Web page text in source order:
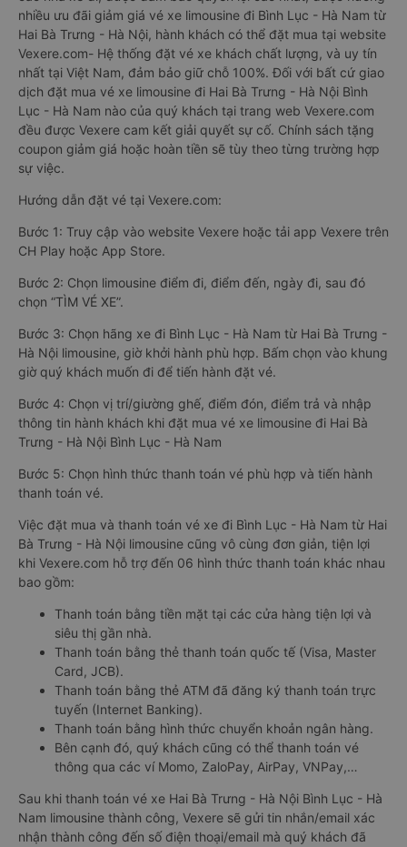
nhiều ưu đãi giảm giá vé xe limousine đi Bình Lục - Hà Nam từ
Hai Bà Trưng - Hà Nội, hành khách có thể đặt mua tại website
Vexere.com- Hệ thống đặt vé xe khách chất lượng, và uy tín
nhất tại Việt Nam, đảm bảo giữ chỗ 100%. Đối với bất cứ giao
dịch đặt mua vé xe limousine đi Hai Bà Trưng - Hà Nội Bình
Lục - Hà Nam nào của quý khách tại trang web Vexere.com
đều được Vexere cam kết giải quyết sự cố. Chính sách tặng
coupon giảm giá hoặc hoàn tiền sẽ tùy theo từng trường hợp
sự việc.
Hướng dẫn đặt vé tại Vexere.com:
Bước 1: Truy cập vào website Vexere hoặc tải app Vexere trên
CH Play hoặc App Store.
Bước 2: Chọn limousine điểm đi, điểm đến, ngày đi, sau đó
chọn “TÌM VÉ XE”.
Bước 3: Chọn hãng xe đi Bình Lục - Hà Nam từ Hai Bà Trưng -
Hà Nội limousine, giờ khởi hành phù hợp. Bấm chọn vào khung
giờ quý khách muốn đi để tiến hành đặt vé.
Bước 4: Chọn vị trí/giường ghế, điểm đón, điểm trả và nhập
thông tin hành khách khi đặt mua vé xe limousine đi Hai Bà
Trưng - Hà Nội Bình Lục - Hà Nam
Bước 5: Chọn hình thức thanh toán vé phù hợp và tiến hành
thanh toán vé.
Việc đặt mua và thanh toán vé xe đi Bình Lục - Hà Nam từ Hai
Bà Trưng - Hà Nội limousine cũng vô cùng đơn giản, tiện lợi
khi Vexere.com hỗ trợ đến 06 hình thức thanh toán khác nhau
bao gồm:
Thanh toán bằng tiền mặt tại các cửa hàng tiện lợi và
siêu thị gần nhà.
Thanh toán bằng thẻ thanh toán quốc tế (Visa, Master
Card, JCB).
Thanh toán bằng thẻ ATM đã đăng ký thanh toán trực
tuyến (Internet Banking).
Thanh toán bằng hình thức chuyển khoản ngân hàng.
Bên cạnh đó, quý khách cũng có thể thanh toán vé
thông qua các ví Momo, ZaloPay, AirPay, VNPay,…
Sau khi thanh toán vé xe Hai Bà Trưng - Hà Nội Bình Lục - Hà
Nam limousine thành công, Vexere sẽ gửi tin nhắn/email xác
nhận thành công đến số điện thoại/email mà quý khách đã